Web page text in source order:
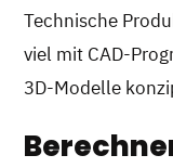
Technische
viel mit CAD-
3D-Modelle